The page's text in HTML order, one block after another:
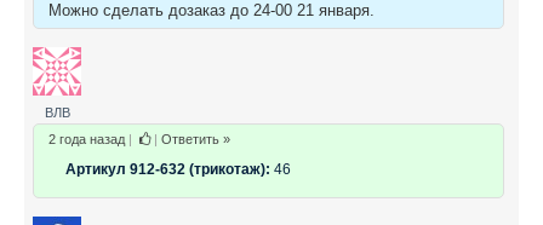
Можно сделать дозаказ до 24-00 21 января.
ВЛВ
2 года назад | | Ответить »
Артикул 912-632 (трикотаж): 46